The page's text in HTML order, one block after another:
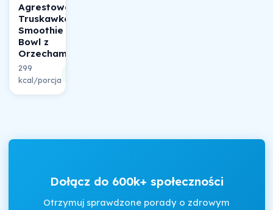
Agrestowo-
Truskawkowe
Smoothie
Bowl z
Orzechami
299
kcal/porcja
24%
Dołącz do 600k+ społeczności
Otrzymuj sprawdzone porady o zdrowym